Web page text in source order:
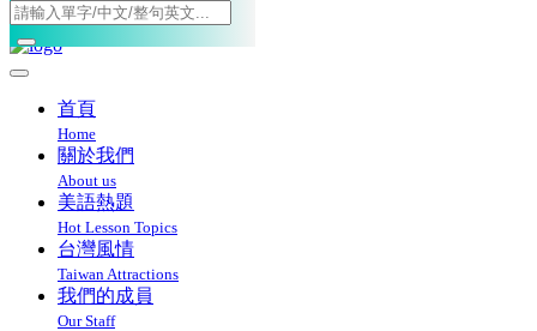
Toggle navigation
首頁
Home
關於我們
About us
美語熱題
Hot Lesson Topics
台灣風情
Taiwan Attractions
我們的成員
Our Staff